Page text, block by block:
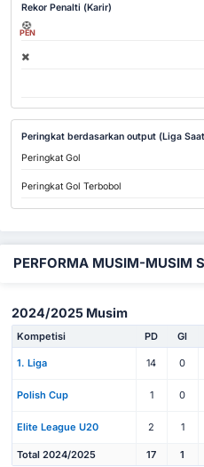
Rekor Penalti (Karir)
PEN
Peringkat berdasarkan output (Liga
Peringkat Gol
Peringkat Gol Terbobol
PERFORMA MUSIM-MUSIM
2024/2025 Musim
Kompetisi PD Gl
1. Liga 14 0
Polish Cup 1 0
Elite League U20 2 1
Total 2024/2025 17 1